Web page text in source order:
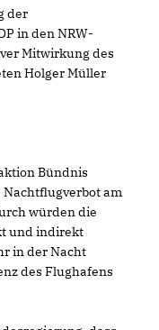
der
in den NRW-
Mitwirkung des
Holger Müller
Bündnis
am
würden die
und indirekt
in der Nacht
des Flughafens